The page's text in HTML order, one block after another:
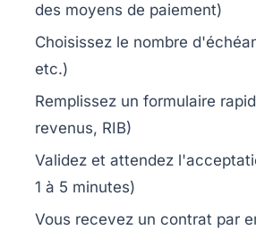
des moyens de paiement)
Choisissez le nombre
etc.)
Remplissez un formulaire
revenus, RIB)
Validez et attendez
1 à 5 minutes)
Vous recevez un contrat par